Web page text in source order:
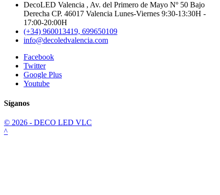
DecoLED Valencia , Av. del Primero de Mayo Nº 50 Bajo
Derecha CP. 46017 Valencia Lunes-Viernes 9:30-13:30H -
17:00-20:00H
(+34) 960013419, 699650109
info@decoledvalencia.com
Facebook
Twitter
Google Plus
Youtube
Síganos
© 2026 - DECO LED VLC
^